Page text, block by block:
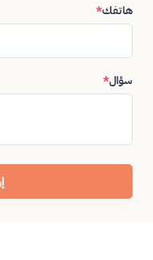
هاتفك*
سؤال*